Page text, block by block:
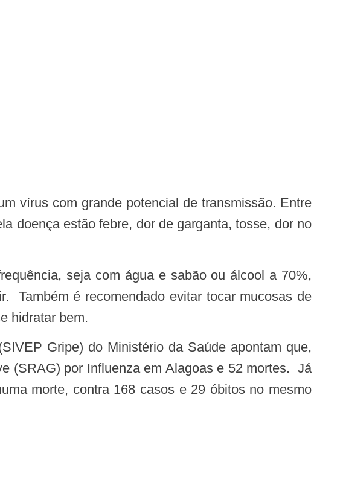
vírus com grande potencial de transmissão. Entre
doença estão febre, dor de garganta, tosse, dor no
Também é recomendado evitar tocar mucosas de
hidratar bem.
(SRAG) por Influenza em Alagoas e 52 mortes. Já
morte, contra 168 casos e 29 óbitos no mesmo